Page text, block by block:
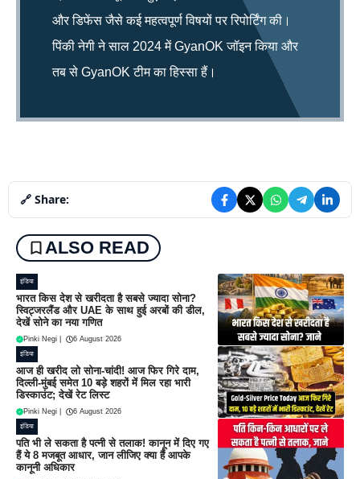
और डिफेंस जैसे कई महत्वपूर्ण विषयों पर रिपोर्टिंग की।
पिंकी नेगी ने साल 2024 में GyanOK जॉइन किया और
तब से GyanOK टीम का हिस्सा हैं।
🔗 Share:
ALSO READ
इंडिया
भारत किस देश से खरीदता है सबसे ज्यादा सोना?
स्विट्जरलैंड और UAE के साथ हुई अरबों की डील,
देखें सोने का नया गणित
Pinki Negi 6 August 2026
इंडिया
आज ही खरीद लो सोना-चांदी! आज फिर गिरे दाम,
दिल्ली-मुंबई समेत 10 बड़े शहरों में मिल रहा भारी
डिस्काउंट; देखें रेट लिस्ट
Pinki Negi 6 August 2026
इंडिया
पति भी ले सकता है पत्नी से तलाक! कानून में दिए गए
हैं ये 8 मजबूत आधार, जान लीजिए क्या हैं आपके
कानूनी अधिकार